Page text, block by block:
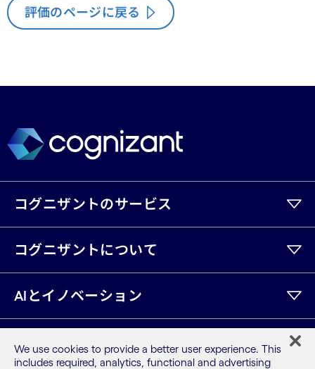
評価のページに戻る
コグニザントのサービス
コグニザントについて
AIとイノベーション
参考文献
We use cookies to provide a better user experience. This
includes required, analytics, functional and advertising